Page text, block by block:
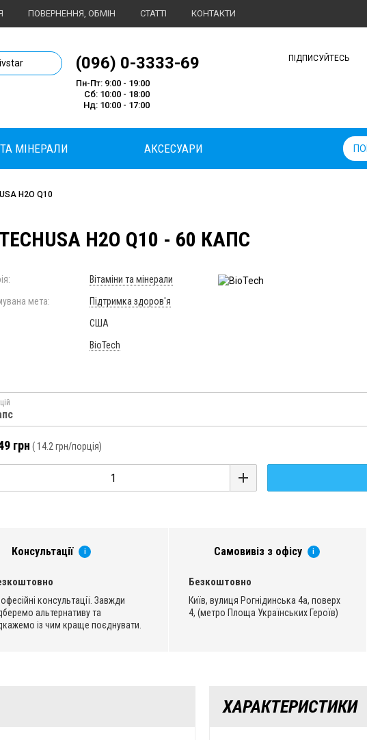
ПОВЕРНЕННЯ, ОБМІН СТАТТІ КОНТАКТИ
магазин спортивного харчування
(096) 0-3333-69
Пн-Пт: 9:00 - 19:00
Сб: 10:00 - 18:00
Нд: 10:00 - 17:00
ПІДПИСУЙТЕСЬ
МІНЕРАЛИ АКСЕСУАРИ
H2O Q10
H2O Q10 - 60 КАПС
Вітаміни та мінерали
мета:
Підтримка здоров'я
США
BioTech
грн ( 14.2 грн/порція)
Консультації i
консультації. Завжди
альтернативу та
із чим краще поєднувати.
Самовивіз з офісу i
Безкоштовно
Київ, вулиця Рогнідинська 4а, поверх
4, (метро Площа Українських Героїв)
ХАРАКТЕРИСТИКИ